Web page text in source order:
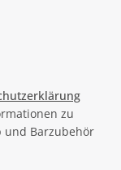
zu
und Barzubehör